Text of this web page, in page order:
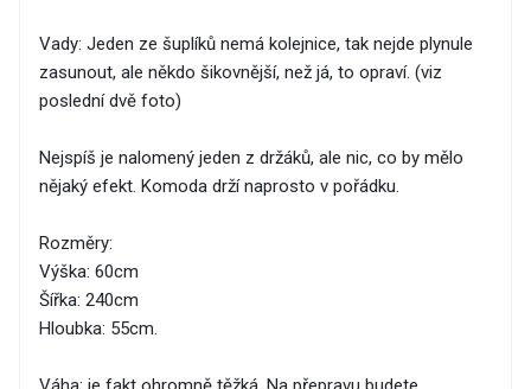
Vady: Jeden ze šuplíků nemá kolejnice, tak nejde plynule
zasunout, ale někdo šikovnější, než já, to opraví. (viz
poslední dvě foto)
Nejspíš je nalomený jeden z držáků, ale nic, co by mělo
nějaký efekt. Komoda drží naprosto v pořádku.
Rozměry:
Výška: 60cm
Šířka: 240cm
Hloubka: 55cm.